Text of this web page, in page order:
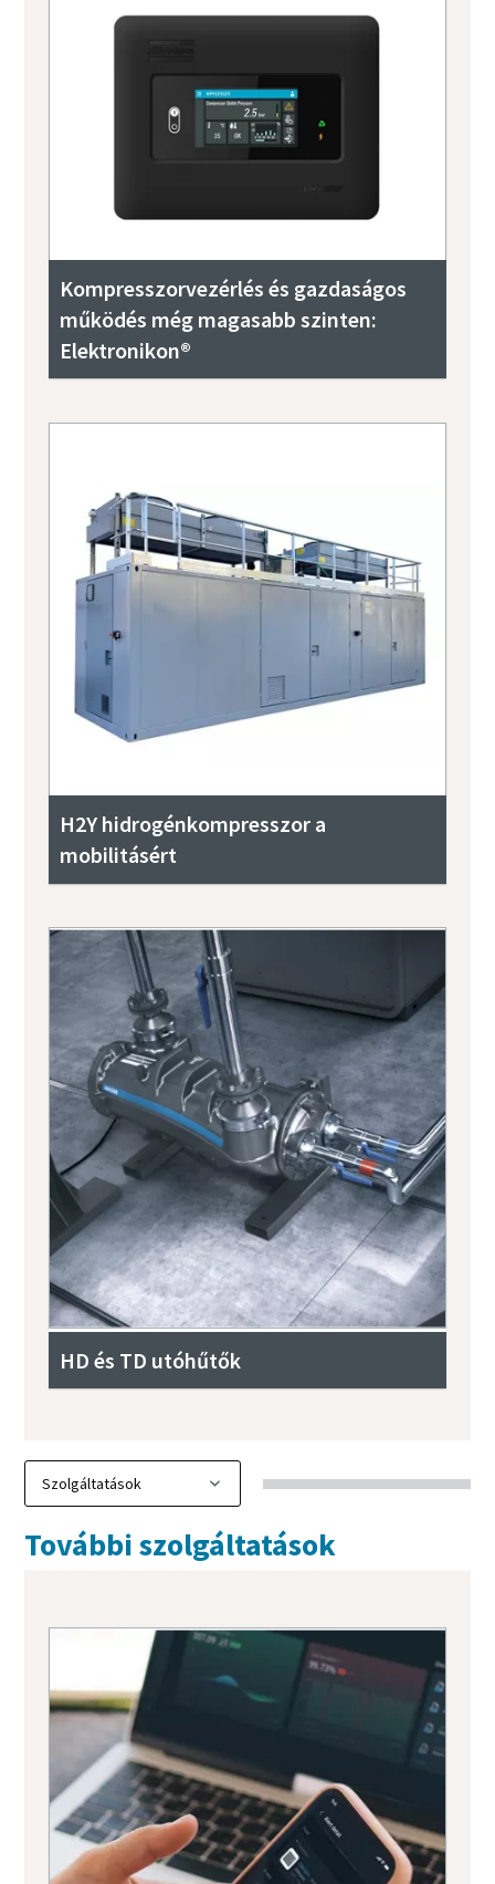
Kompresszorvezérlés és gazdaságos
működés még magasabb szinten:
Elektronikon®
H2Y hidrogénkompresszor a
mobilitásért
HD és TD utóhűtők
További szolgáltatások